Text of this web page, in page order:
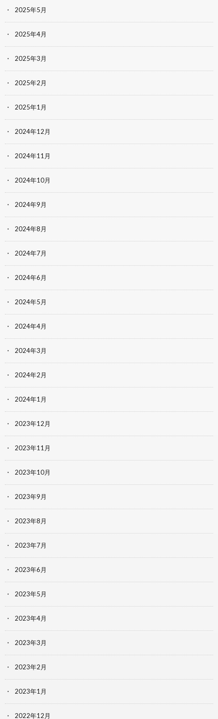
2025年5月
2025年4月
2025年3月
2025年2月
2025年1月
2024年12月
2024年11月
2024年10月
2024年9月
2024年8月
2024年7月
2024年6月
2024年5月
2024年4月
2024年3月
2024年2月
2024年1月
2023年12月
2023年11月
2023年10月
2023年9月
2023年8月
2023年7月
2023年6月
2023年5月
2023年4月
2023年3月
2023年2月
2023年1月
2022年12月